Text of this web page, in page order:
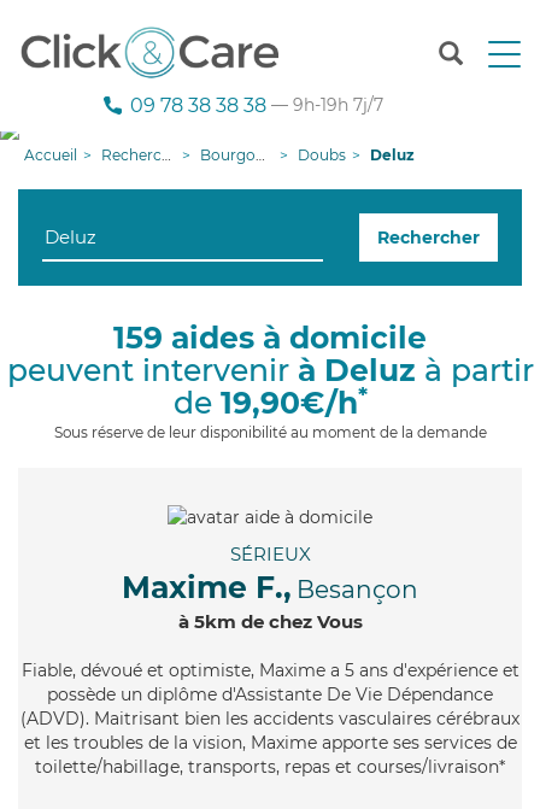
T
n
g
i
09 78 38 38 38 — 9h-19h 7j/7
Accueil Recherche aide à domicile Bourgogne-Franche-Comté Doubs Deluz
Rechercher
159 aides à domicile
peuvent intervenir à Deluz à partir
de 19,90€/h*
Sous réserve de leur disponibilité au moment de la demande
SÉRIEUX
Maxime F., Besançon
à 5km de chez Vous
Fiable, dévoué et optimiste, Maxime a 5 ans d'expérience et
possède un diplôme d'Assistante De Vie Dépendance
(ADVD). Maitrisant bien les accidents vasculaires cérébraux
et les troubles de la vision, Maxime apporte ses services de
toilette/habillage, transports, repas et courses/livraison*